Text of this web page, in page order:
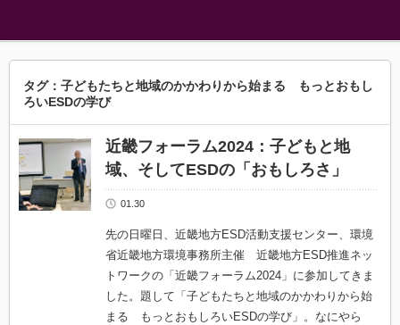
タグ：子どもたちと地域のかかわりから始まる もっとおもし
ろいESDの学び
近畿フォーラム2024：子どもと地
域、そしてESDの「おもしろさ」
01.30
先の日曜日、近畿地方ESD活動支援センター、環境
省近畿地方環境事務所主催 近畿地方ESD推進ネッ
トワークの「近畿フォーラム2024」に参加してきま
した。題して「子どもたちと地域のかかわりから始
まる もっとおもしろいESDの学び」。なにやら